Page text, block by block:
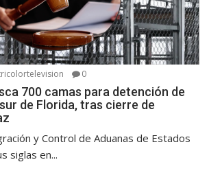
0
700 camas para detención de
de Florida, tras cierre de
y Control de Aduanas de Estados
siglas en...